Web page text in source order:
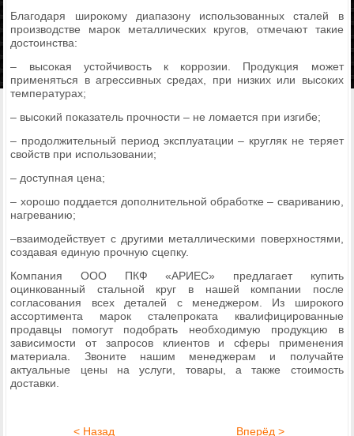
Благодаря широкому диапазону использованных сталей в
производстве марок металлических кругов, отмечают такие
достоинства:
– высокая устойчивость к коррозии. Продукция может
применяться в агрессивных средах, при низких или высоких
температурах;
– высокий показатель прочности – не ломается при изгибе;
– продолжительный период эксплуатации – кругляк не теряет
свойств при использовании;
– доступная цена;
– хорошо поддается дополнительной обработке – свариванию,
нагреванию;
–взаимодействует с другими металлическими поверхностями,
создавая единую прочную сцепку.
Компания ООО ПКФ «АРИЕС» предлагает купить
оцинкованный стальной круг в нашей компании после
согласования всех деталей с менеджером. Из широкого
ассортимента марок сталепроката квалифицированные
продавцы помогут подобрать необходимую продукцию в
зависимости от запросов клиентов и сферы применения
материала. Звоните нашим менеджерам и получайте
актуальные цены на услуги, товары, а также стоимость
доставки.
< Назад Вперёд >